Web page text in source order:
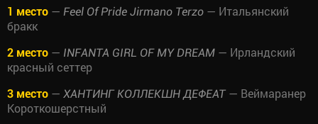
1 место — Feel Of Pride Jirmano Terzo — Итальянский
бракк
2 место — INFANTA GIRL OF MY DREAM — Ирландский
красный сеттер
3 место — ХАНТИНГ КОЛЛЕКШН ДЕФЕАТ— Веймаранер
Короткошерстный